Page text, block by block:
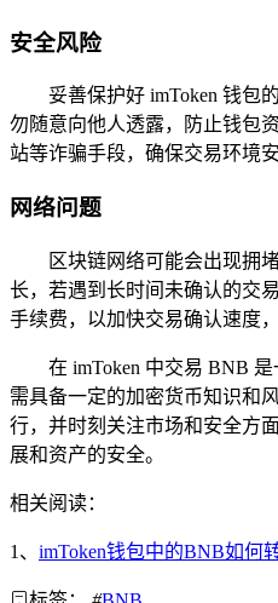
安全风险
妥善保护好 imToken 钱包
勿随意向他人透露，防止钱包
站等诈骗手段，确保交易环境安
网络问题
区块链网络可能会出现拥
长，若遇到长时间未确认的交
手续费，以加快交易确认速度
在 imToken 中交易 BNB
需具备一定的加密货币知识和
行，并时刻关注市场和安全方
展和资产的安全。
相关阅读：
1、 imToken钱包中的BNB如何